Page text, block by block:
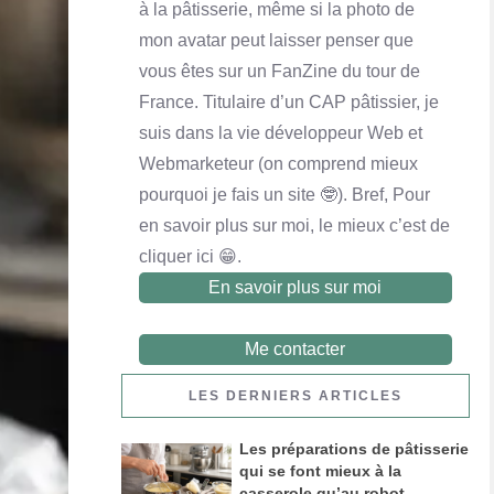
En savoir plus
Financier noix de pécan et chocolat au lait
En savoir plus
Crème pâtissière
En savoir plus
Queijadas de Vila Franca do Campo
En savoir plus
à la pâtisserie, même si la photo de
mon avatar peut laisser penser que
vous êtes sur un FanZine du tour de
France. Titulaire d’un CAP pâtissier, je
suis dans la vie développeur Web et
Webmarketeur (on comprend mieux
pourquoi je fais un site 🤓). Bref, Pour
en savoir plus sur moi, le mieux c’est de
cliquer ici 😁.
En savoir plus sur moi
Me contacter
LES DERNIERS ARTICLES
Les préparations de pâtisserie
qui se font mieux à la